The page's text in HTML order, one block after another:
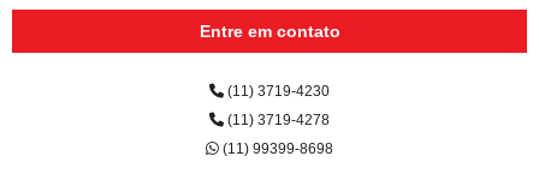
Entre em contato
(11) 3719-4230
(11) 3719-4278
(11) 99399-8698